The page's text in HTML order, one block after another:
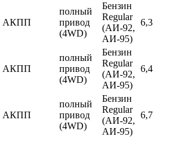
АКПП
полный
привод
(4WD)
Бензин
Regular
(АИ-92,
АИ-95)
6,3
АКПП
полный
привод
(4WD)
Бензин
Regular
(АИ-92,
АИ-95)
6,4
АКПП
полный
привод
(4WD)
Бензин
Regular
(АИ-92,
АИ-95)
6,7